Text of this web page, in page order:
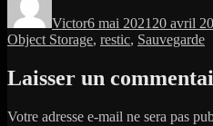
Victor6 mai 2021 20 avril
Object Storage, restic, Sauvegarde
Laisser un
Votre adresse e-mail ne sera pas